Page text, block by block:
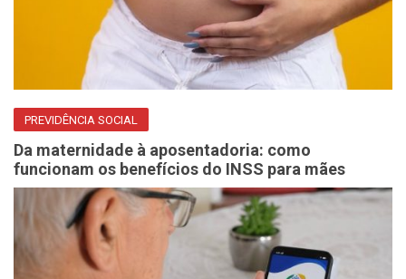
PREVIDÊNCIA SOCIAL
Da maternidade à aposentadoria: como
funcionam os benefícios do INSS para mães